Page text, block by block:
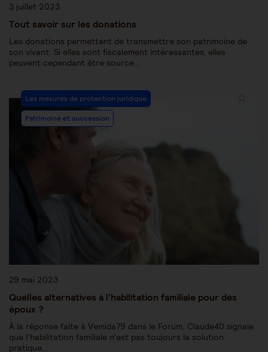
3 juillet 2023
Tout savoir sur les donations
Les donations permettent de transmettre son patrimoine de
son vivant. Si elles sont fiscalement intéressantes, elles
peuvent cependant être source…
Les mesures de protection juridique
Patrimoine et succession
29 mai 2023
Quelles alternatives à l’habilitation familiale pour des
époux ?
À la réponse faite à Vemida79 dans le Forum, Claude40 signale
que l’habilitation familiale n’est pas toujours la solution
pratique…